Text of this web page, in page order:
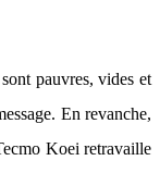
pauvres, vides et
En revanche,
Koei retravaille